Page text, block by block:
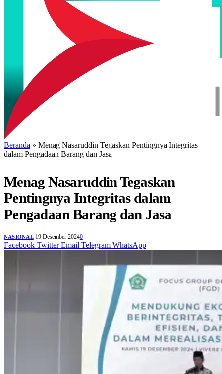
Beranda » Menag Nasaruddin Tegaskan Pentingnya Integritas
dalam Pengadaan Barang dan Jasa
Menag Nasaruddin Tegaskan
Pentingnya Integritas dalam
Pengadaan Barang dan Jasa
NASIONAL 19 Desember 20240
Facebook Twitter Email Telegram WhatsApp